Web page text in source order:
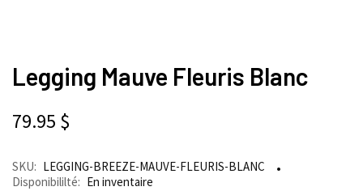
Legging Mauve Fleuris Blanc
79.95 $
SKU: LEGGING-BREEZE-MAUVE-FLEURIS-BLANC
Disponibililté: En inventaire